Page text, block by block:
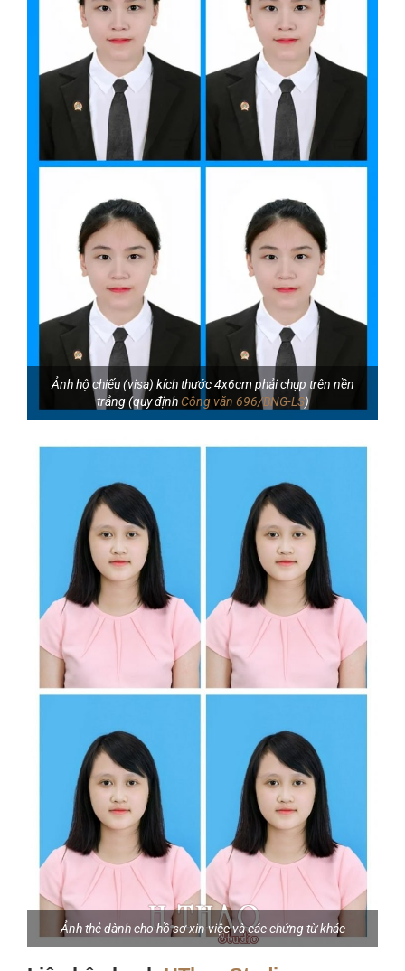
Ảnh hộ chiếu (visa) kích thước 4x6cm phải chụp trên nền
trắng (quy định Công văn 696/BNG-LS)
Ảnh thẻ dành cho hồ sơ xin việc và các chứng từ khác